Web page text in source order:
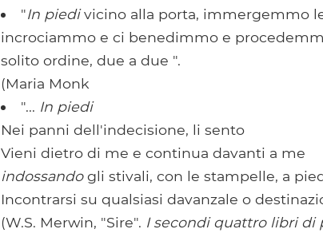
"In piedivicino alla porta, immergemmo
incrociammo e ci benedimmo e
solito ordine, due a due ".
(Maria Monk
"... In piedi
Nei panni dell'indecisione, li sento
Vieni dietro di me e continua davanti a me
indossandogli stivali, con le stampelle, a
Incontrarsi su qualsiasi davanzale o
(W.S. Merwin, "Sire". I secondi quattro libri di